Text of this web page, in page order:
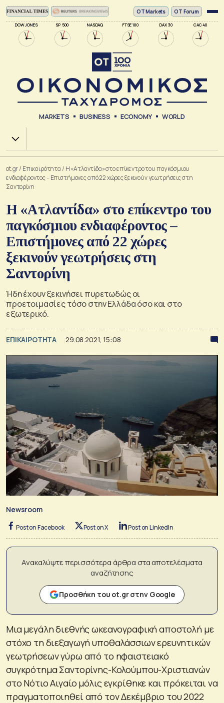
DOW JONES SP 500 NASDAQ FTSE 100 DAX 30 CAC 40
ΟΤ Markets OT Forum
MARKETS BUSINESS ECONOMY WORLD
Χ.Α.
ot.gr/ Επικαιρότητα / Η «Ατλαντίδα» στο επίκεντρο του παγκόσμιου
ενδιαφέροντος – Επιστήμονες από 22 χώρες ξεκινούν γεωτρήσεις στη
Σαντορίνη
Η «Ατλαντίδα» στο επίκεντρο του
παγκόσμιου ενδιαφέροντος –
Επιστήμονες από 22 χώρες
ξεκινούν γεωτρήσεις στη
Σαντορίνη
Ήδη έχουν ξεκινήσει πυρετωδώς οι
προετοιμασίες τόσο στην Ελλάδα όσο και στο
εξωτερικό.
ΕΠΙΚΑΙΡΟΤΗΤΑ 29.08.2021, 15:08
Newsroom
Post on Facebook Post on X Post on LinkedIn
Ανακαλύψτε περισσότερα άρθρα στα αποτελέσματα
αναζήτησης
Προσθήκη του ot.gr στην Google
Μια μεγάλη διεθνής ωκεανογραφική αποστολή με
στόχο τη διεξαγωγή υποθαλάσσιων ερευνητικών
γεωτρήσεων γύρω από το ηφαιστειακό
συγκρότημα Σαντορίνης-Κολούμπου-Χριστιανών
στο Νότιο Αιγαίο μόλις εγκρίθηκε και πρόκειται να
πραγματοποιηθεί από τον Δεκέμβριο του 2022